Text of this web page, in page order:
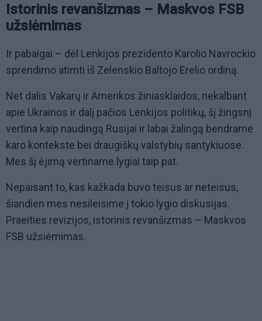
Istorinis revanšizmas – Maskvos FSB
užsiėmimas
Ir pabaigai – dėl Lenkijos prezidento Karolio Navrockio
sprendimo atimti iš Zelenskio Baltojo Erelio ordiną.
Net dalis Vakarų ir Amerikos žiniasklaidos, nekalbant
apie Ukrainos ir dalį pačios Lenkijos politikų, šį žingsnį
vertina kaip naudingą Rusijai ir labai žalingą bendrame
karo kontekste bei draugiškų valstybių santykiuose.
Mes šį ėjimą vertiname lygiai taip pat.
Nepaisant to, kas kažkada buvo teisus ar neteisus,
šiandien mes nesileisime į tokio lygio diskusijas.
Praeities revizijos, istorinis revanšizmas – Maskvos
FSB užsiėmimas.